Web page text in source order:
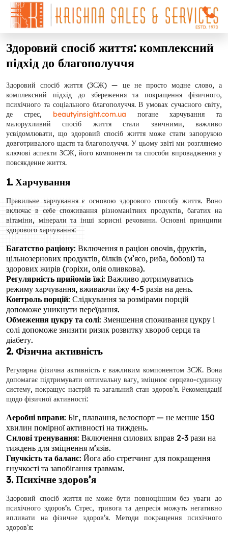
Здоровий спосіб життя: комплексний
підхід до благополуччя
Здоровий спосіб життя (ЗСЖ) — це не просто модне слово, а
комплексний підхід до збереження та покращення фізичного,
психічного та соціального благополуччя. В умовах сучасного світу,
де стрес, beautyinsight.com.ua погане харчування та
малорухливий спосіб життя стали звичними, важливо
усвідомлювати, що здоровий спосіб життя може стати запорукою
довготривалого щастя та благополуччя. У цьому звіті ми розглянемо
ключові аспекти ЗСЖ, його компоненти та способи впровадження у
повсякденне життя.
1. Харчування
Правильне харчування є основою здорового способу життя. Воно
включає в себе споживання різноманітних продуктів, багатих на
вітаміни, мінерали та інші корисні речовини. Основні принципи
здорового харчування:
Багатство раціону: Включення в раціон овочів, фруктів,
цільнозернових продуктів, білків (м’ясо, риба, бобові) та
здорових жирів (горіхи, олія оливкова).
Регулярність прийомів їжі: Важливо дотримуватись
режиму харчування, вживаючи їжу 4-5 разів на день.
Контроль порцій: Слідкування за розмірами порцій
допоможе уникнути переїдання.
Обмеження цукру та солі: Зменшення споживання цукру і
солі допоможе знизити ризик розвитку хвороб серця та
діабету.
2. Фізична активність
Регулярна фізична активність є важливим компонентом ЗСЖ. Вона
допомагає підтримувати оптимальну вагу, зміцнює серцево-судинну
систему, покращує настрій та загальний стан здоров’я. Рекомендації
щодо фізичної активності:
Аеробні вправи: Біг, плавання, велоспорт — не менше 150
хвилин помірної активності на тиждень.
Силові тренування: Включення силових вправ 2-3 рази на
тиждень для зміцнення м’язів.
Гнучкість та баланс: Йога або стретчинг для покращення
гнучкості та запобігання травмам.
3. Психічне здоров’я
Здоровий спосіб життя не може бути повноцінним без уваги до
психічного здоров’я. Стрес, тривога та депресія можуть негативно
впливати на фізичне здоров’я. Методи покращення психічного
здоров’я: